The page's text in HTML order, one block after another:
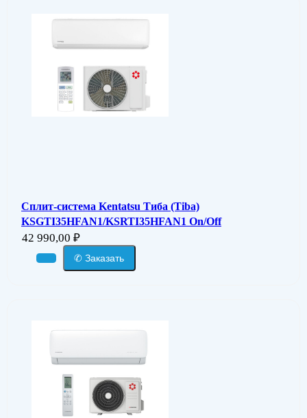
Сплит-система Kentatsu Тиба (Tiba)
KSGTI35HFAN1/KSRTI35HFAN1 On/Off
42 990,00 ₽
✆ Заказать